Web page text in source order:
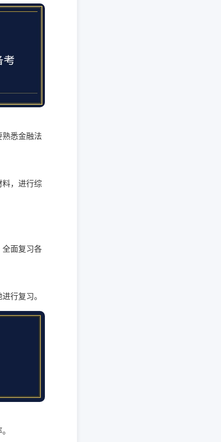
悉金融法
，进行综
全面复习各
行复习。